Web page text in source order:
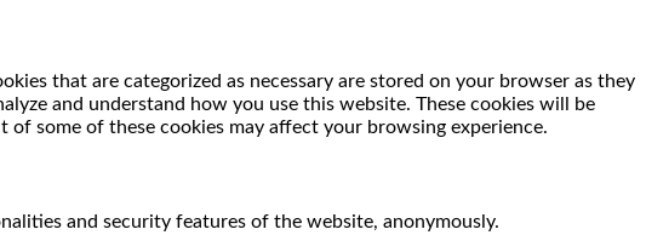
that are categorized as necessary are stored on your browser as they
and understand how you use this website. These cookies will be
some of these cookies may affect your browsing experience.
and security features of the website, anonymously.